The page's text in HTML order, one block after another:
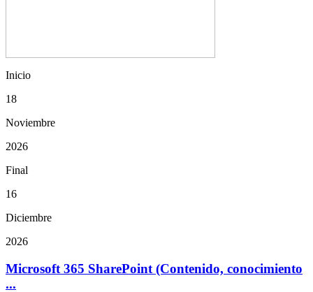
Inicio
18
Noviembre
2026
Final
16
Diciembre
2026
Microsoft 365 SharePoint (Contenido, conocimiento
...